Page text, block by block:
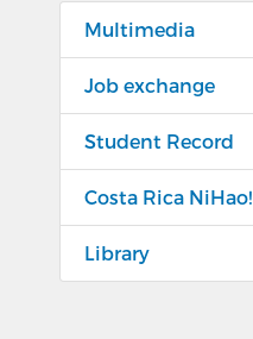
Multimedia
Job exchange
Student Record
Costa Rica NiHao!
Library